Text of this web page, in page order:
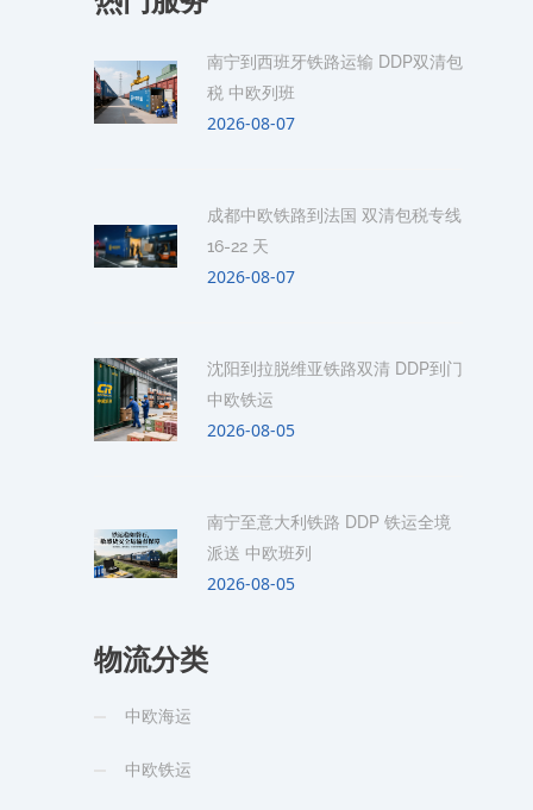
南宁到西班牙铁路运输 DDP双清包
税 中欧列班
2026-08-07
成都中欧铁路到法国 双清包税专线
16-22 天
2026-08-07
沈阳到拉脱维亚铁路双清 DDP到门
中欧铁运
2026-08-05
南宁至意大利铁路 DDP 铁运全境
派送 中欧班列
2026-08-05
物流分类
中欧海运
中欧铁运